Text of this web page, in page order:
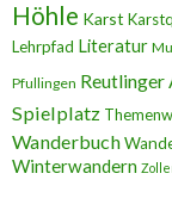
Höhle Karst
Lehrpfad Literatur
Pfullingen Reutlinger
Spielplatz
Wanderbuch
Winterwandern